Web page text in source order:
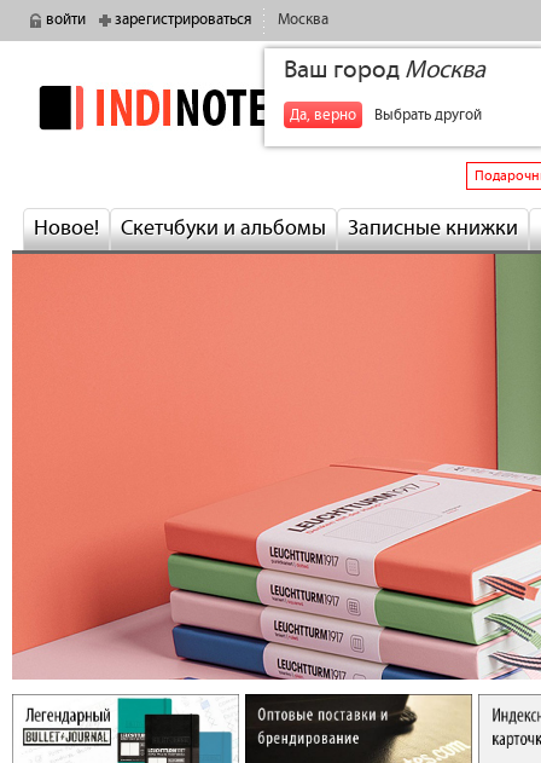
войти зарегистрироваться Москва
Ваш город Москва
Да, верно Выбрать другой
indinotes
Новое! Скетчбуки и альбомы Записные книжки